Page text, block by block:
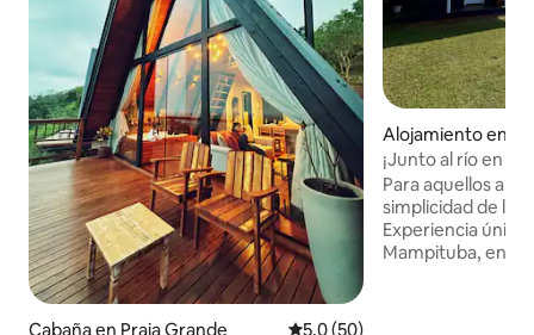
Cabaña en Praia Grande Calificación promedio: 5.0 de
5.0 (50)
Alojamiento en
¡Junto al río en
Para aquellos a
simplicidad de
Experiencia única
Mampituba, en